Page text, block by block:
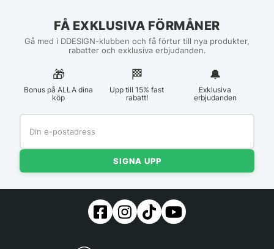
FÅ EXKLUSIVA FÖRMÅNER
Gå med i DDESIGN-klubben och få förtur till nya produkter,
rabatter och exklusiva erbjudanden.
🎁
Bonus på ALLA dina
köp
🏁︎
Upp till 15% fast
rabatt!
🔔
Exklusiva
erbjudanden
SIGNA UPP